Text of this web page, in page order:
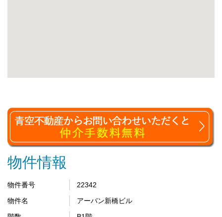
物件情報
物件番号
22342
物件名
アーバン新橋ビル